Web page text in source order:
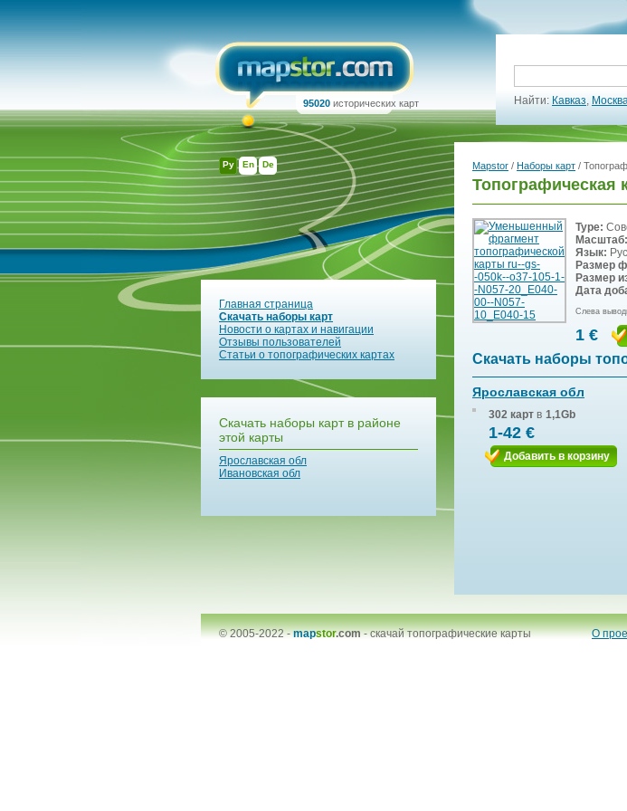
Ру En De
95020 исторических карт
Найти: Кавказ,
Главная страница
Скачать наборы карт
Новости о картах и навигации
Отзывы пользователей
Статьи о топографических картах
Скачать наборы карт в районе
этой карты
Ярославская обл
Ивановская обл
Mapstor / Наборы карт /
Топографическая
Type:
Масштаб:
Язык:
Размер
Размер
Дата
Слева
1 €
Скачать наборы
Ярославская обл
302 карт в 1,1Gb
1-42 €
Добавить в корзину
© 2005-2022 -mapstor.com-скачай топографические карты О